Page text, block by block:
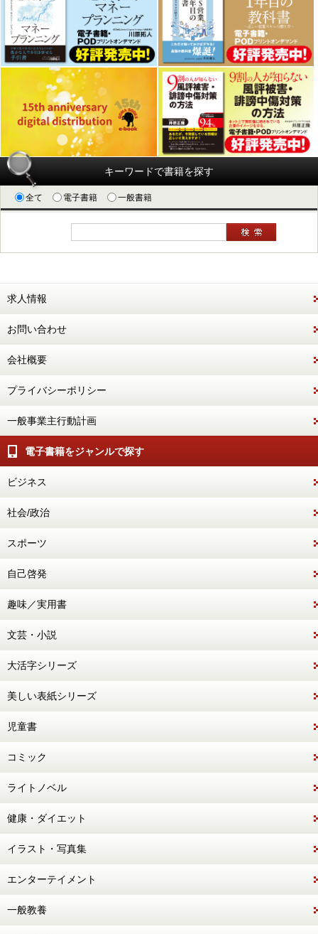
キーワードで書籍を探す
全て 電子書籍 一般書籍
求人情報
お問い合わせ
会社概要
プライバシーポリシー
一般事業主行動計画
電子書籍をジャンルで探す
ビジネス
社会/政治
スポーツ
自己啓発
趣味／実用書
文芸・小説
大活字シリーズ
美しい表紙シリーズ
児童書
コミック
ライトノベル
健康・ダイエット
イラスト・写真集
エンターテイメント
一般教養